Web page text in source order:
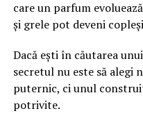
care un parfum
și grele pot deveni
Dacă ești în căutarea
secretul nu este să alegi
puternic, ci unul
potrivite.